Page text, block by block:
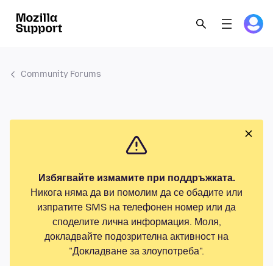
Community Forums
Избягвайте измамите при поддръжката.
Никога няма да ви помолим да се обадите или
изпратите SMS на телефонен номер или да
споделите лична информация. Моля,
докладвайте подозрителна активност на
"Докладване за злоупотреба".